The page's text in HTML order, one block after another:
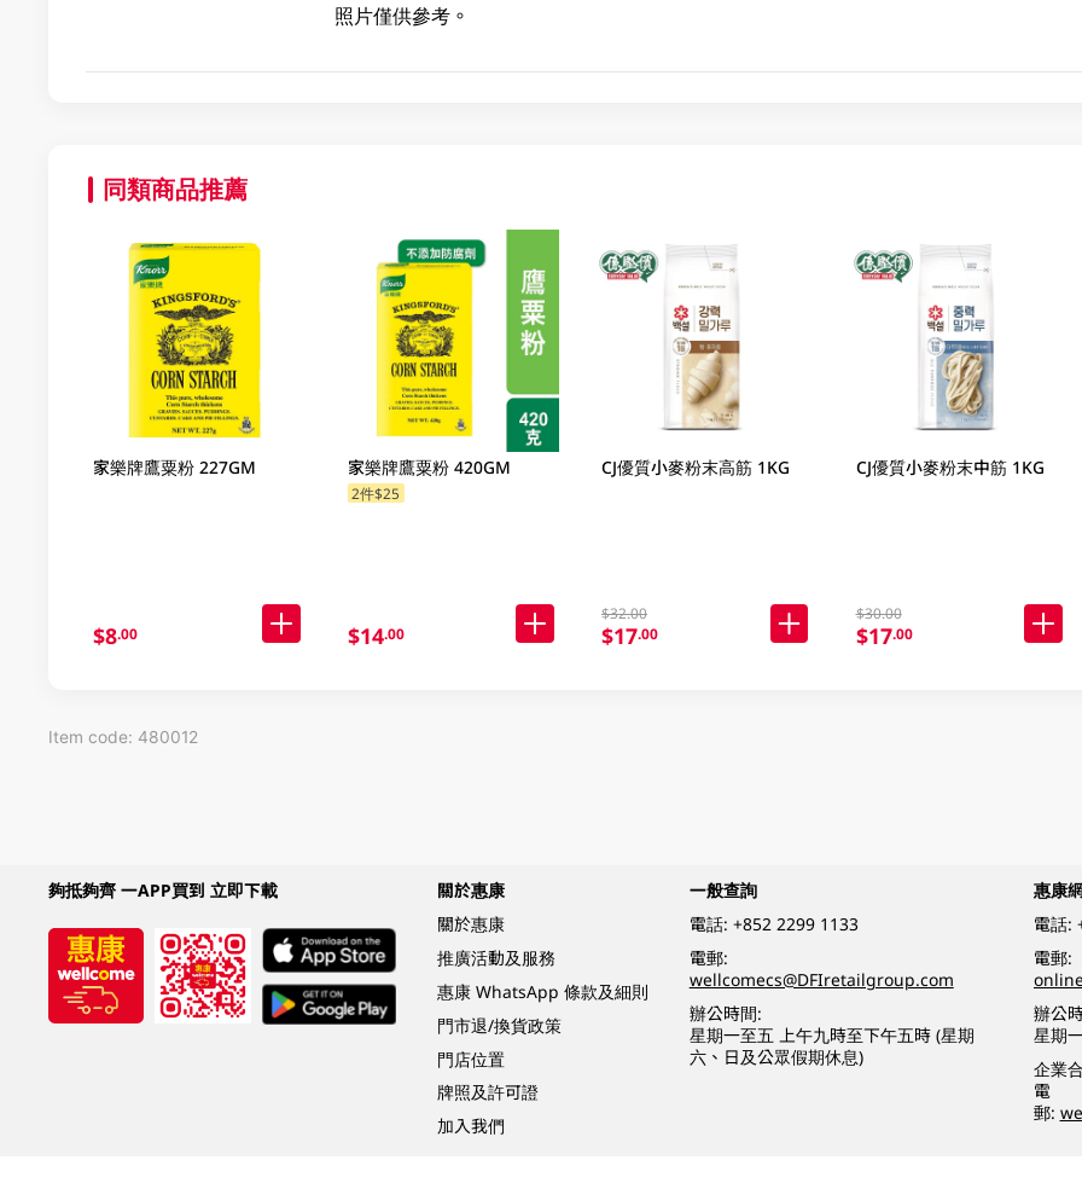
照片僅供參考。
同類商品推薦
家樂牌鷹粟粉 227GM
$8.00
家樂牌鷹粟粉 420GM
2件$25
$14.00
CJ優質小麥粉末高筋 1KG
$32.00
$17.00
CJ優質小麥粉末中筋 1KG
$30.00
$17.00
Item code: 480012
夠抵夠齊 一APP買到 立即下載
關於惠康
關於惠康
推廣活動及服務
惠康 WhatsApp 條款及細則
門市退/換貨政策
門店位置
牌照及許可證
加入我們
一般查詢
電話: +852 2299 1133
電郵:
wellcomecs@DFIretailgroup.com
辦公時間:
星期一至五 上午九時至下午五時 (星期
六、日及公眾假期休息)
惠康
電話:
電郵:
辦公
星期
企業
電
郵: